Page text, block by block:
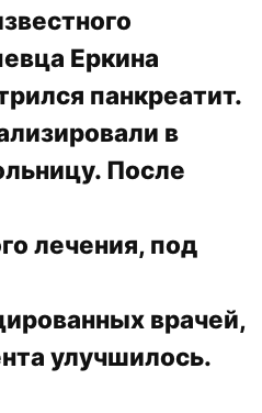
Еркина
панкреатит.
в
После
лечения, под
врачей,
улучшилось.